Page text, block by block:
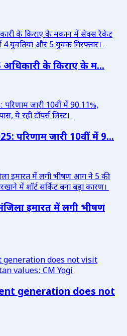
अधिकारी के किराए के म...
परिणाम जारी 10वीं में 9...
इमारत में लगी भीषण
generation does not